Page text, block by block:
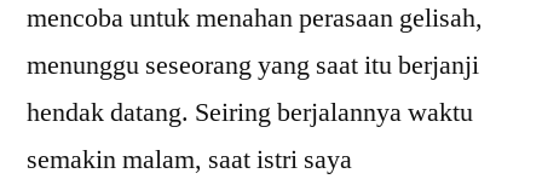
mencoba untuk menahan perasaan gelisah,
menunggu seseorang yang saat itu berjanji
hendak datang. Seiring berjalannya waktu
semakin malam, saat istri saya